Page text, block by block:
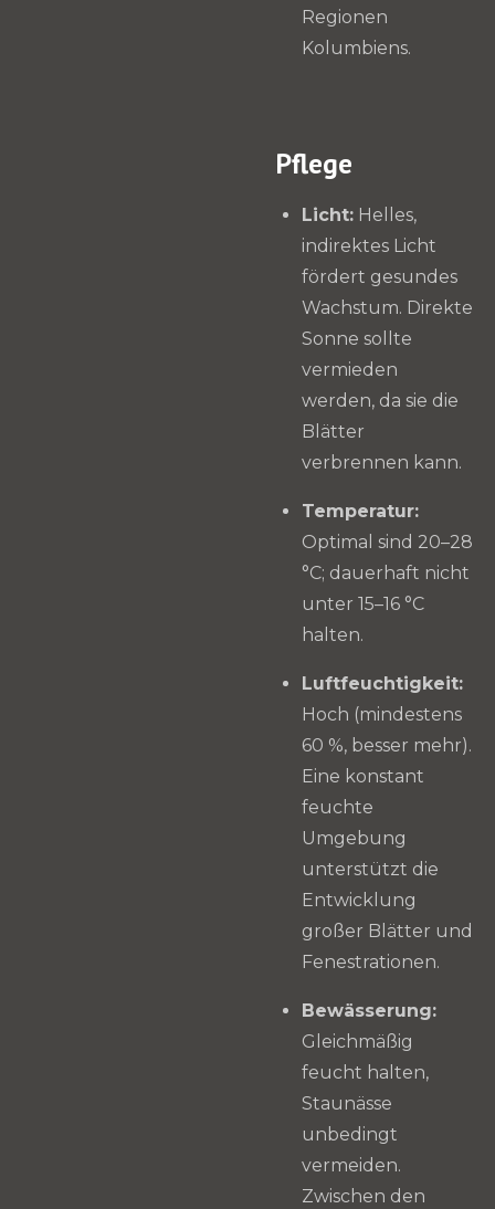
Regionen
Kolumbiens.
Pflege
Licht: Helles,
indirektes Licht
fördert gesundes
Wachstum. Direkte
Sonne sollte
vermieden
werden, da sie die
Blätter
verbrennen kann.
Temperatur:
Optimal sind 20–28
°C; dauerhaft nicht
unter 15–16 °C
halten.
Luftfeuchtigkeit:
Hoch (mindestens
60 %, besser mehr).
Eine konstant
feuchte
Umgebung
unterstützt die
Entwicklung
großer Blätter und
Fenestrationen.
Bewässerung:
Gleichmäßig
feucht halten,
Staunässe
unbedingt
vermeiden.
Zwischen den